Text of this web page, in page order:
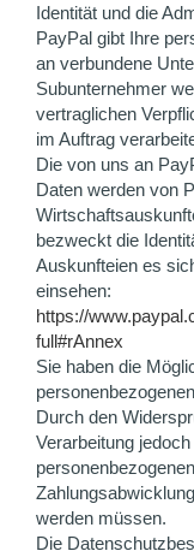
Identität und die
PayPal gibt Ihre
an verbundene
Subunternehmer
vertraglichen
im Auftrag
Die von uns an
Daten werden von
bezweckt die
Auskunfteien es
einsehen:
https://
full#rAnnex
Sie haben die
Durch den
Verarbeitung
werden müssen.
Die